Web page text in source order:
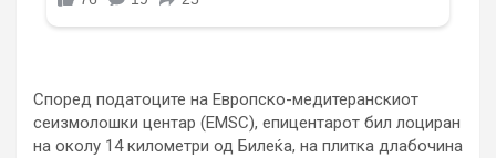
Според податоците на Европско-медитеранскиот
сеизмолошки центар (EMSC), епицентарот бил лоциран
на околу 14 километри од Билеќа, на плитка длабочина